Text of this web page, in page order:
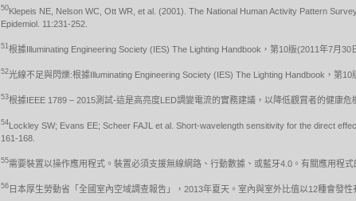
50Klepeis NE, Nelson WC, Ott WR, et al. (2001). The National Human Activity Pattern
Epidemiol. 11:231-252.
51根據Illuminating Engineering Society (IES) The Lighting Handbook，第10版(2011年7月30
52光線不足與閃爍:根據Illuminating Engineering Society (IES) The Lighting Handbook，第10
53根據IEEE 1789 – 2015測試-這是高亮度LED調變電流的實務建議，以降低觀賞者的健康危
54Lockley SW; Evans EE; Scheer FAJL et al. Short-wavelength sensitivity for the direct
161-168.
55需要裝置以操作應用程式。裝置必須支援無線網路、行動數據、或藍牙4.0。有關應用程
56 日本厚生勞動省「全國室內空域調查報告」，2013年夏天。室內與室外比值以12種會發性